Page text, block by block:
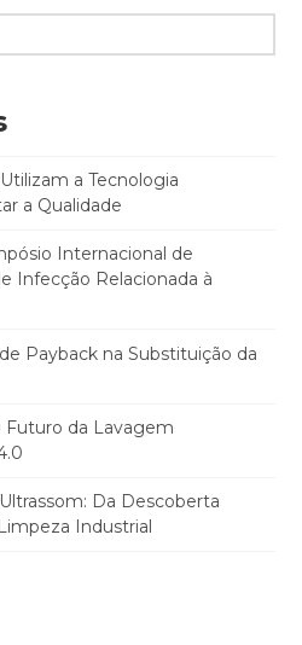
a Tecnologia
a Qualidade
Internacional de
Infecção Relacionada à
Payback na Substituição da
Futuro da Lavagem
Da Descoberta
Industrial